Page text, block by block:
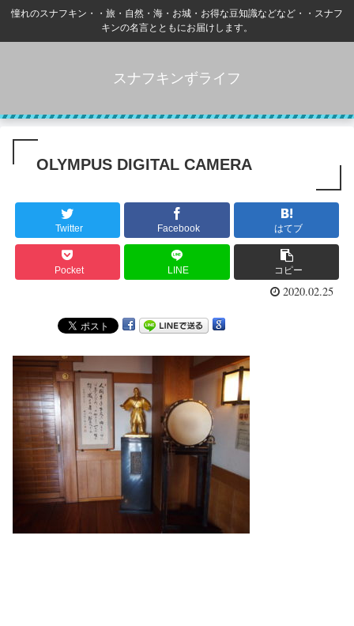
憧れのスナフキン・・旅・自然・海・お城・お得な豆知識などなど・・スナフ
キンの名言とともにお届けします。
スナフキンずライフ
OLYMPUS DIGITAL CAMERA
Twitter Facebook はてブ
Pocket LINE コピー
2020.02.25